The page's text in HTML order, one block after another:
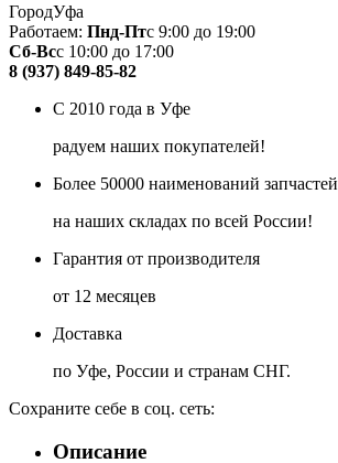
ГородУфа
Работаем: Пнд-Птс 9:00 до 19:00
Сб-Всс 10:00 до 17:00
8 (937) 849-85-82
С 2010 года в Уфе
радуем наших покупателей!
Более 50000 наименований запчастей
на наших складах по всей России!
Гарантия от производителя
от 12 месяцев
Доставка
по Уфе, России и странам СНГ.
Сохраните себе в соц. сеть:
Описание